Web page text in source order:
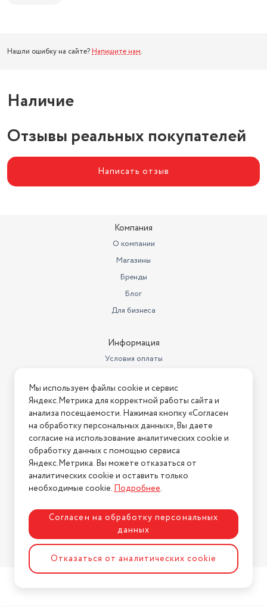
Нашли ошибку на сайте? Напишите нам.
Наличие
Отзывы реальных покупателей
Написать отзыв
Компания
О компании
Магазины
Бренды
Блог
Для бизнеса
Информация
Условия оплаты
Условия возврата
Нашли ошибку на сайте? Напишите нам
2026 © Интернет-магазин "АстМаркет". У нас есть всё!
Политика конфиденциальности
Разработка сайтаASTDESIGN
Мы используем файлы cookie и сервис
Яндекс.Метрика для корректной работы сайта и
анализа посещаемости. Нажимая кнопку «Согласен
на обработку персональных данных», Вы даете
согласие на использование аналитических cookie и
обработку данных с помощью сервиса
Яндекс.Метрика. Вы можете отказаться от
аналитических cookie и оставить только
необходимые cookie.Подробнее.
Согласен на обработку персональных
данных
Отказаться от аналитических cookie